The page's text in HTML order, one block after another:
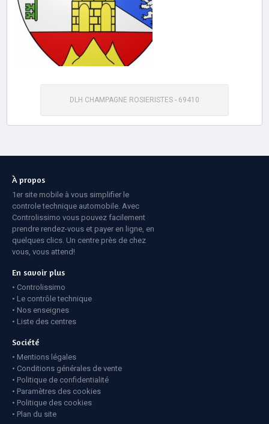
DLH CHAMPAGNE ROSIERISTES - 69410
À propos
1er site mobile à vous simplifier le
controle technique automobile. Avec
Controlissimo vous pouvez facilement
prendre rendez-vous et payer en ligne, en
quelques clics. Un centre près de chez
vous, vous attend!
En savoir plus
Controlissimo
Le contrôle technique
Nos enseignes
Liste des centres
Société
Mentions légales
Conditions générales de vente
Politique de confidentialité
Paramètres des cookies
Politique des cookies
Plan du site